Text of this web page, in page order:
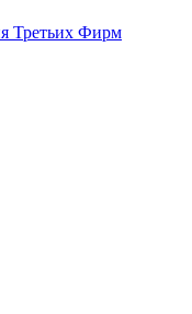
Третьих Фирм